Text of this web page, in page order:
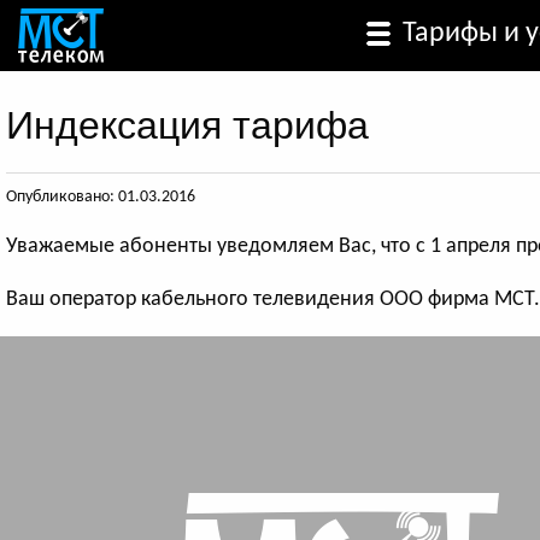
Тарифы и
Индексация тарифа
Опубликовано: 01.03.2016
Уважаемые абоненты уведомляем Вас, что с 1 апреля
Ваш оператор кабельного телевидения ООО фирма МСТ.